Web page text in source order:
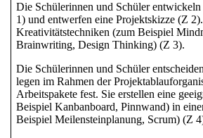
Die Schülerinnen und Schüler
1) und entwerfen eineProjektskizze (Z
Kreativitätstechniken (zum Beispiel
Brainwriting, Design Thinking) (Z 3).
Die Schülerinnen und Schüler
legen im Rahmen der
Arbeitspakete fest. Sie erstellen eine
Beispiel Kanbanboard, Pinnwand) in
Beispiel Meilensteinplanung, Scrum) (Z